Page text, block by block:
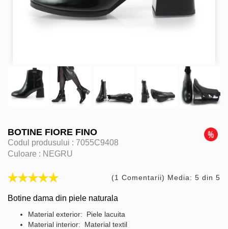
BOTINE FIORE FINO
Codul produsului : 7055C9408
Culoare : NEGRU
(1 Comentarii) Media: 5 din 5
Botine dama din piele naturala
Material exterior: Piele lacuita
Material interior: Material textil